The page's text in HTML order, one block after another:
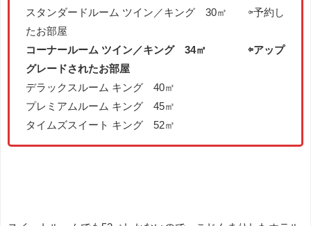
スタンダードルーム ツイン／キング 30㎡ ⇦予約し
たお部屋
コーナールーム ツイン／キング 34㎡ ⇦アップ
グレードされたお部屋
デラックスルーム キング 40㎡
プレミアムルーム キング 45㎡
タイムズスイート キング 52㎡